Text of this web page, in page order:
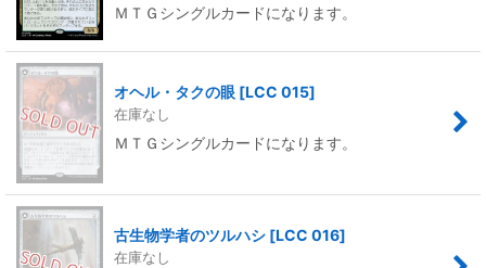
ＭＴＧシングルカードになります。
オヘル・タクの眼 [LCC 015]
在庫なし
ＭＴＧシングルカードになります。
古生物学者のツルハシ [LCC 016]
在庫なし